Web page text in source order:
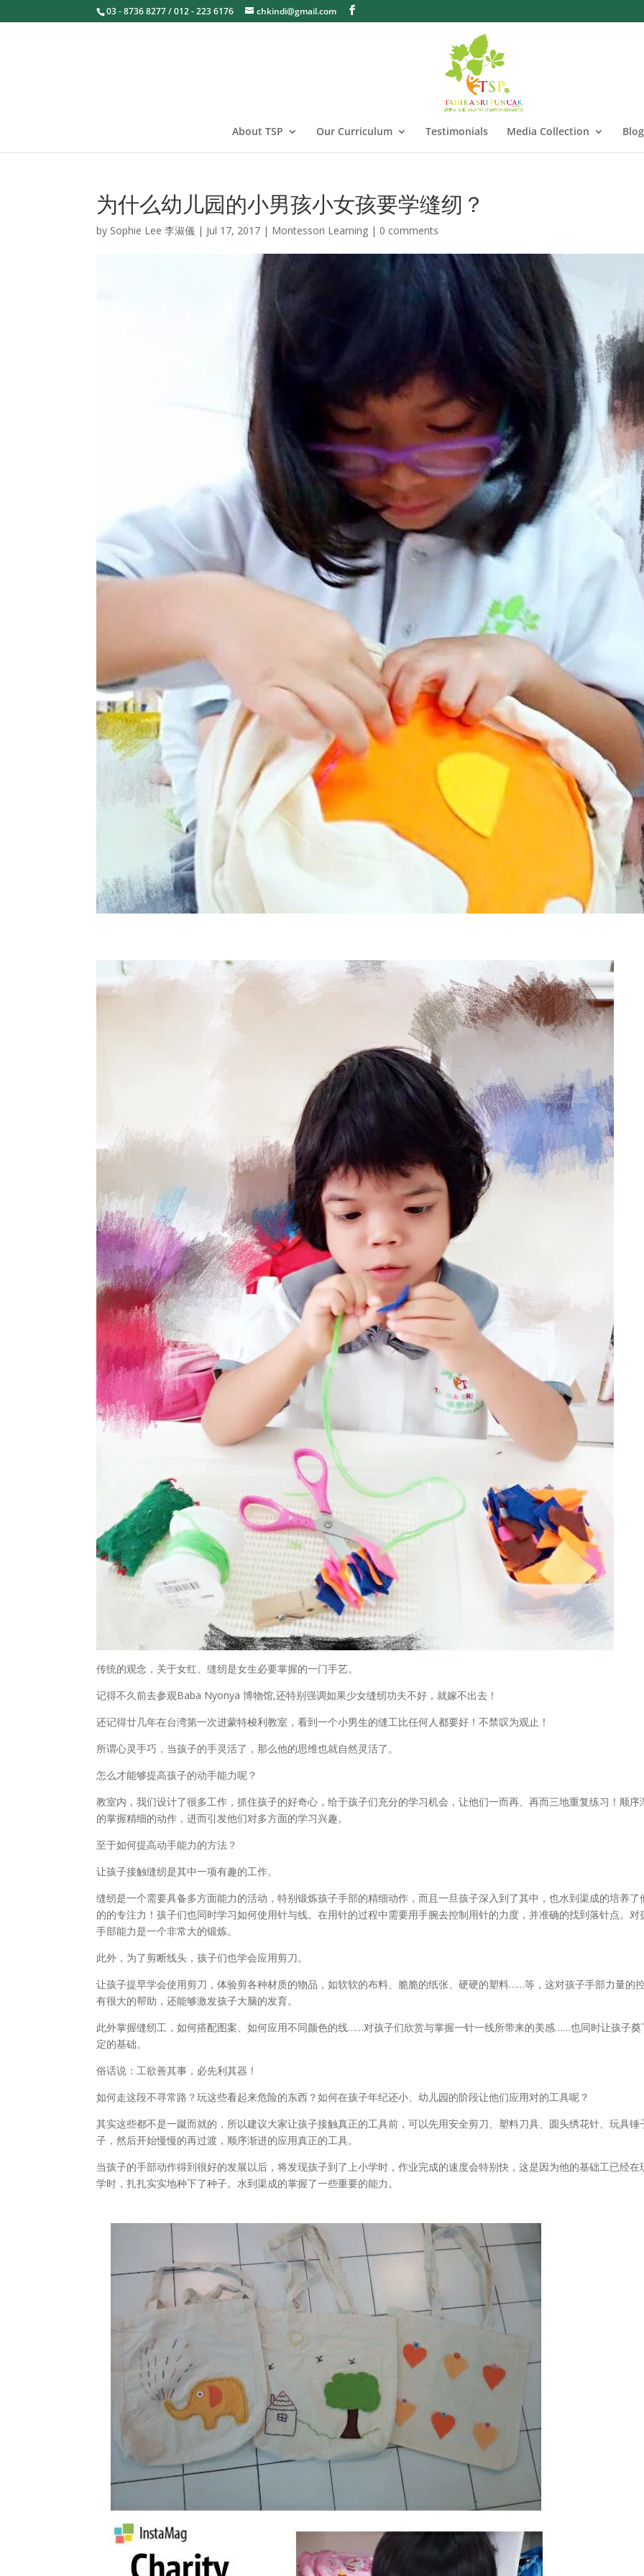
03 - 8736 8277 / 012 - 223 6176 chkindi@gmail.com
About TSP Our Curriculum Testimonials Media Collection Blog
为什么幼儿园的小男孩小女孩要学缝纫？
by Sophie Lee 李淑儀 | Jul 17, 2017 | Montessori Learning | 0 comments
传统的观念，关于女红、缝纫是女生必要掌握的一门手艺。
记得不久前去参观Baba Nyonya 博物馆,还特别强调如果少女缝纫功夫不好，就嫁不出去！
还记得廿几年在台湾第一次进蒙特梭利教室，看到一个小男生的缝工比任何人都要好！不禁叹为观止！
所谓心灵手巧，当孩子的手灵活了，那么他的思维也就自然灵活了。
怎么才能够提高孩子的动手能力呢？
教室内，我们设计了很多工作，抓住孩子的好奇心，给于孩子们充分的学习机会，让他们一而再、再而三地重复练习！顺序
的掌握精细的动作，进而引发他们对多方面的学习兴趣。
至于如何提高动手能力的方法？
让孩子接触缝纫是其中一项有趣的工作。
缝纫是一个需要具备多方面能力的活动，特别锻炼孩子手部的精细动作，而且一旦孩子深入到了其中，也水到渠成的培养了
的的专注力！孩子们也同时学习如何使用针与线。在用针的过程中需要用手腕去控制用针的力度，并准确的找到落针点。对
手部能力是一个非常大的锻炼。
此外，为了剪断线头，孩子们也学会应用剪刀。
让孩子提早学会使用剪刀，体验剪各种材质的物品，如软软的布料、脆脆的纸张、硬硬的塑料……等，这对孩子手部力量的
有很大的帮助，还能够激发孩子大脑的发育。
此外掌握缝纫工，如何搭配图案、如何应用不同颜色的线……对孩子们欣赏与掌握一针一线所带来的美感……也同时让孩子奠
定的基础。
俗话说：工欲善其事，必先利其器！
如何走这段不寻常路？玩这些看起来危险的东西？如何在孩子年纪还小、幼儿园的阶段让他们应用对的工具呢？
其实这些都不是一蹴而就的，所以建议大家让孩子接触真正的工具前，可以先用安全剪刀、塑料刀具、圆头绣花针、玩具锤
子，然后开始慢慢的再过渡，顺序渐进的应用真正的工具。
当孩子的手部动作得到很好的发展以后，将发现孩子到了上小学时，作业完成的速度会特别快，这是因为他的基础工已经在
学时，扎扎实实地种下了种子。水到渠成的掌握了一些重要的能力。